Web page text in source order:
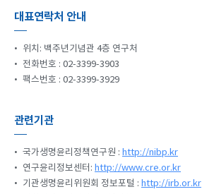
대표연락처 안내
• 위치: 백주년기념관 4층 연구처
• 전화번호 : 02-3399-3903
• 팩스번호 : 02-3399-3929
관련기관
• 국가생명윤리정책연구원 : http://nibp.kr
• 연구윤리정보센터: http://www.cre.or.kr
• 기관생명윤리위원회 정보포털 : http://irb.or.kr